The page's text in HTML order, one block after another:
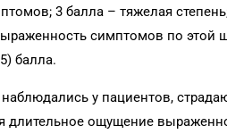
3 балла – тяжелая
симптомов по этой
балла.
у пациентов,
ощущение